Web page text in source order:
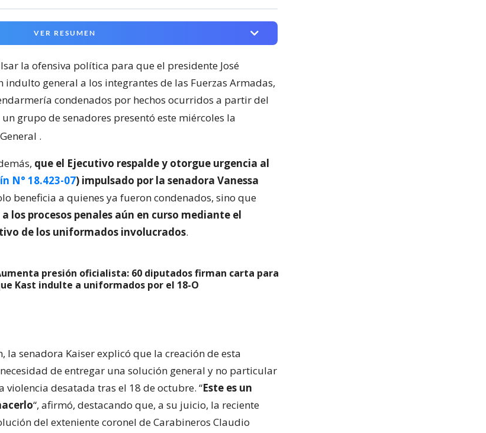
VER RESUMEN
la ofensiva política para que el presidente José
indulto general a los integrantes de las Fuerzas Armadas,
condenados por hechos ocurridos a partir del
un grupo de senadores presentó este miércoles la
.
que el Ejecutivo respalde y otorgue urgencia al
N° 18.423-07) impulsado por la senadora Vanessa
beneficia a quienes ya fueron condenados, sino que
los procesos penales aún en curso mediante el
de los uniformados involucrados.
presión oficialista: 60 diputados firman carta para
Kast indulte a uniformados por el 18-O
la senadora Kaiser explicó que la creación de esta
de entregar una solución general y no particular
violencia desatada tras el 18 de octubre. “Este es un
“, afirmó, destacando que, a su juicio, la reciente
del exteniente coronel de Carabineros Claudio